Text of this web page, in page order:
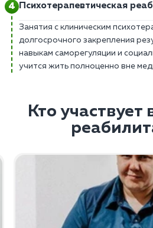
Психотерапевтическая
Занятия с клиническим
долгосрочного закрепления
навыкам саморегуляции и
учится жить полноценно вне
Кто участвует